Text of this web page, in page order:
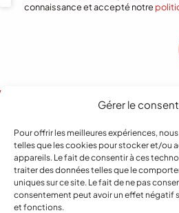
Gérer le
Pour offrir les meilleures expériences,
telles que les cookies pour stocker et/ou
appareils. Le fait de consentir à ces
traiter des données telles que le
uniques sur ce site. Le fait de ne pas
consentement peut avoir un effet négatif
et fonctions.
connaissance et accepté notre